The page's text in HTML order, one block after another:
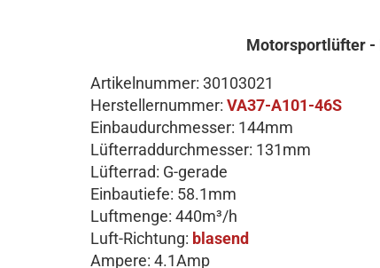
Motorsportlüfter
Artikelnummer: 30103021
Herstellernummer: VA37-A101-46S
Einbaudurchmesser: 144mm
Lüfterraddurchmesser: 131mm
Lüfterrad: G-gerade
Einbautiefe: 58.1mm
Luftmenge: 440m³/h
Luft-Richtung: blasend
Ampere: 4.1Amp